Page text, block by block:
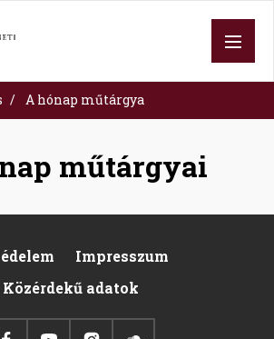
A hónap műtárgya
műtárgyai
Impresszum
Közérdekű adatok